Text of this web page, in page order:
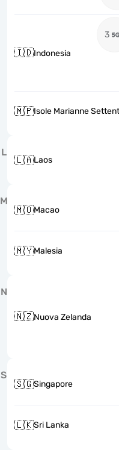
🇮🇩Indonesia
3
🇲🇵Isole Marianne
L
🇱🇦Laos
M
🇲🇴Macao
🇲🇾Malesia
N
🇳🇿Nuova Zelanda
S
🇸🇬Singapore
🇱🇰Sri Lanka